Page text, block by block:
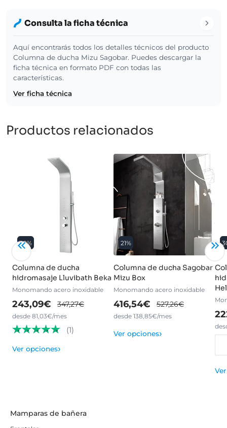
Consulta la ficha técnica
Aquí encontrarás todos los detalles técnicos del producto
Columna de ducha Mizu Sagobar. Puedes descargar la
ficha técnica en formato PDF con todas las
características.
Ver ficha técnica
Productos relacionados
30%
Columna de ducha
hidromasaje Lluvibath Beka
Monomando acero inoxidable
243,09€ 347,27€
desde 81,03€/mes
(1)
Ver opciones›
21%
Columna de ducha Sagobar
Mizu Box
Monomando acero inoxidable
416,54€ 527,26€
desde 138,85€/mes
Ver opciones›
Mamparas de bañera